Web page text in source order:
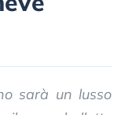
sarà un lusso